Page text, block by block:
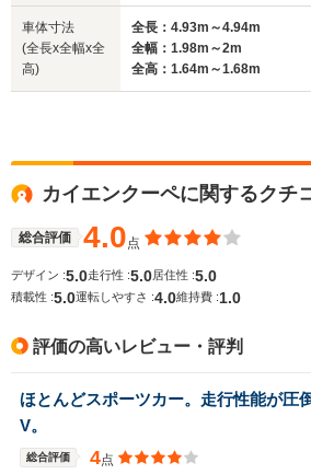
WLTCモード
燃費
7.4～10.0km/L
└市街地:4.8～
└郊外:7.7～11.0km/L
└高速道路:9.2～
11.4km/L
車体寸法
(全長x全幅x全
高)
全長：4.93m～4.94m
全幅：1.98m～2m
全高：1.64m～1.68m
カイエンクーペに関するクチ
総合評価 4.0点
デザイン :5.0走行性 :5.0 居住性 :5.0
積載性 :5.0運転しやすさ :4.0維持費 :1.0
評価の高いレビュー・評判
ほとんどスポーツカー。走行性能が圧
V。
総合評価 4点